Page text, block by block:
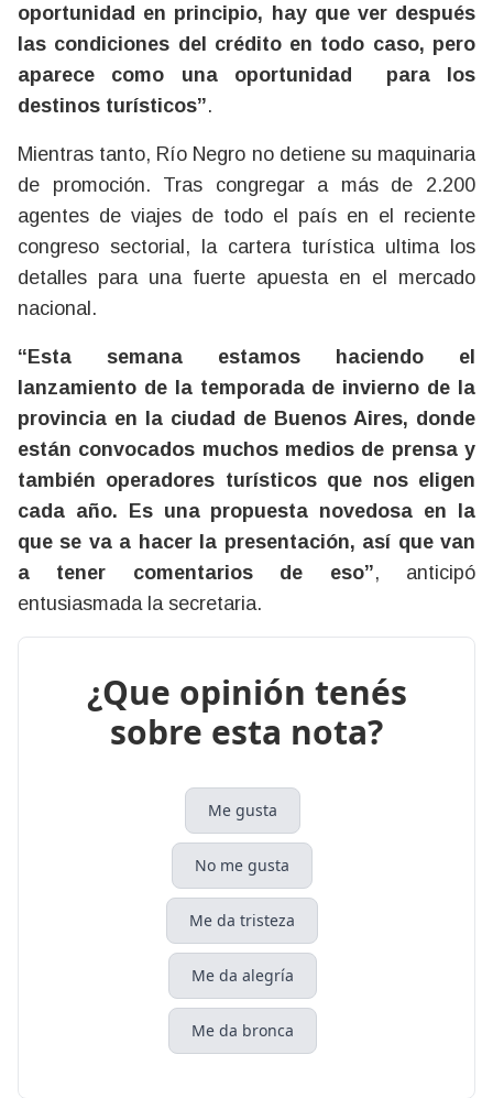
oportunidad en principio, hay que ver después
las condiciones del crédito en todo caso, pero
aparece como una oportunidad para los
destinos turísticos”.
Mientras tanto, Río Negro no detiene su maquinaria
de promoción. Tras congregar a más de 2.200
agentes de viajes de todo el país en el reciente
congreso sectorial, la cartera turística ultima los
detalles para una fuerte apuesta en el mercado
nacional.
“Esta semana estamos haciendo el
lanzamiento de la temporada de invierno de la
provincia en la ciudad de Buenos Aires, donde
están convocados muchos medios de prensa y
también operadores turísticos que nos eligen
cada año. Es una propuesta novedosa en la
que se va a hacer la presentación, así que van
a tener comentarios de eso”, anticipó
entusiasmada la secretaria.
¿Que opinión tenés
sobre esta nota?
Me gusta
No me gusta
Me da tristeza
Me da alegría
Me da bronca